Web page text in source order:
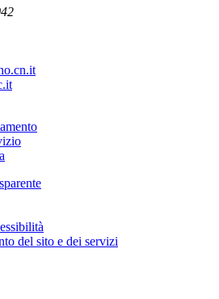
del sito e dei servizi